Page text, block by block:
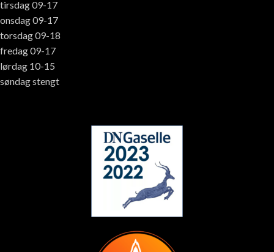
tirsdag 09-17
onsdag 09-17
torsdag 09-18
fredag 09-17
lørdag 10-15
søndag stengt